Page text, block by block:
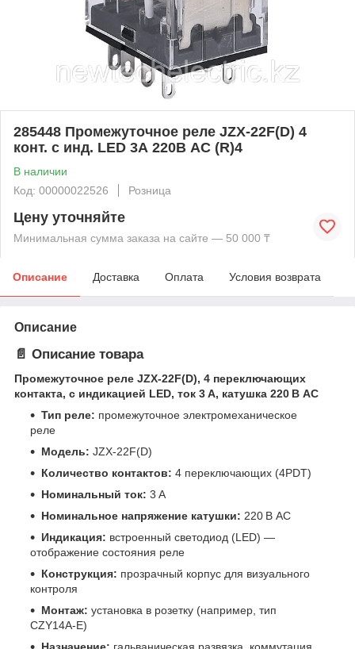
285448 Промежуточное реле JZX-22F(D) 4
конт. с инд. LED 3А 220В AC (R)4
В наличии
Код: 00000022526
Розница
Цену уточняйте
Минимальная сумма заказа на сайте — 50 000 ₸
Описание Доставка Оплата Условия возврата
Описание
📄 Описание товара
Промежуточное реле JZX-22F(D), 4 переключающих
контакта, с индикацией LED, ток 3 А, катушка 220 В AC
Тип реле: промежуточное электромеханическое
реле
Модель: JZX-22F(D)
Количество контактов: 4 переключающих (4PDT)
Номинальный ток: 3 А
Номинальное напряжение катушки: 220 В AC
Индикация: встроенный светодиод (LED) —
отображение состояния реле
Конструкция: прозрачный корпус для визуального
контроля
Монтаж: установка в розетку (например, тип
CZY14A-E)
Назначение: гальваническая развязка, коммутация